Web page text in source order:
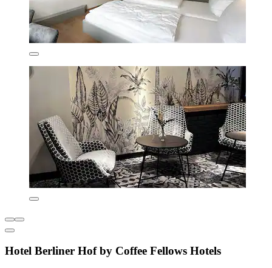
Hotel Berliner Hof by Coffee Fellows Hotels